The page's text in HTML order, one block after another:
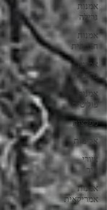
אמנות
גרילה
אמנות
חברתית
אמנות
גראפית
אמנות
פוליטית
מפלצות
אלימות
ציורי
קיר
אמנות
אמריקאית